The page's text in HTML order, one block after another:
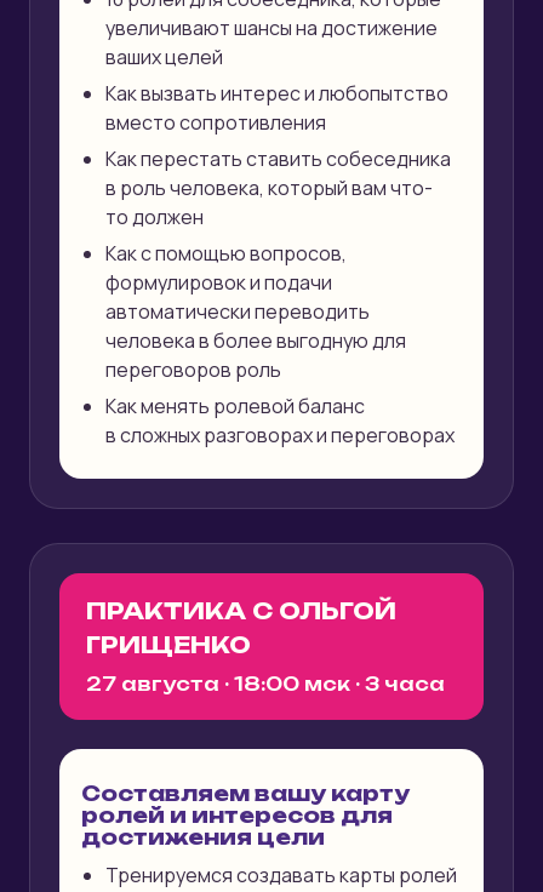
увеличивают шансы на достижение
ваших целей
Как вызвать интерес и любопытство
вместо сопротивления
Как перестать ставить собеседника
в роль человека, который вам что-
то должен
Как с помощью вопросов,
формулировок и подачи
автоматически переводить
человека в более выгодную для
переговоров роль
Как менять ролевой баланс
в сложных разговорах и переговорах
ПРАКТИКА С ОЛЬГОЙ
ГРИЩЕНКО
27 августа · 18:00 мск · 3 часа
Составляем вашу карту
ролей и интересов для
достижения цели
Тренируемся создавать карты ролей